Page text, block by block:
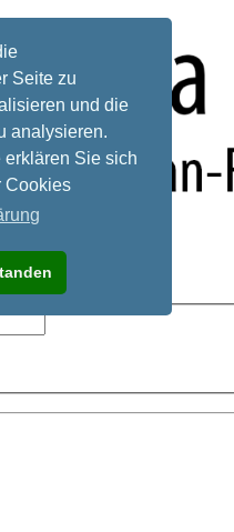
Seite zu
und die
analysieren.
erklären Sie sich
Cookies